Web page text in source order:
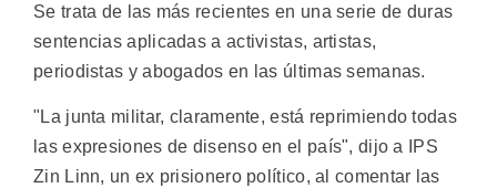
Se trata de las más recientes en una serie de duras
sentencias aplicadas a activistas, artistas,
periodistas y abogados en las últimas semanas.
"La junta militar, claramente, está reprimiendo todas
las expresiones de disenso en el país", dijo a IPS
Zin Linn, un ex prisionero político, al comentar las